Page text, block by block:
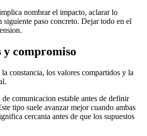
nombrar el impacto, aclarar lo
siguiente paso concreto. Dejar todo en el
y compromiso
la constancia, los valores compartidos y la
de comunicacion estable antes de definir
tipo suele avanzar mejor cuando ambas
cercania antes de que los supuestos